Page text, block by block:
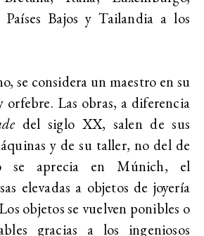
Países Bajos y Tailandia a los
se considera un maestro en su
orfebre. Las obras, a diferencia
del siglo XX, salen de sus
y de su taller, no del de
se aprecia en Múnich, el
elevadas a objetos de joyería
objetos se vuelven ponibles o
gracias a los ingeniosos